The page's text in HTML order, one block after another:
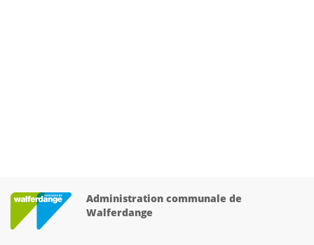
Administration communale de
Walferdange